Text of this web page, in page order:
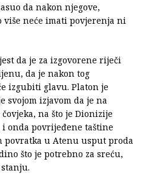
da nakon njegove,
neće imati povjerenja ni
da je za izgovorene riječi
da je nakon tog
izgubiti glavu. Platon je
svojom izjavom da je na
na što je Dionizije
i onda povrijeđene taštine
povratka u Atenu usput proda
što je potrebno za sreću,